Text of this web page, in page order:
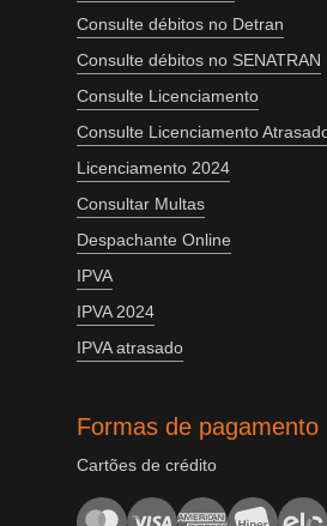
Consulte débitos no Detran
Consulte débitos no SENATRAN
Consulte Licenciamento
Consulte Licenciamento
Licenciamento 2024
Consultar Multas
Despachante Online
IPVA
IPVA 2024
IPVA atrasado
Formas de pagamento
Cartões de crédito